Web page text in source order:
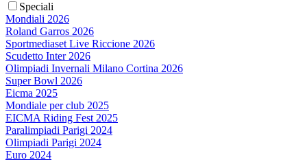
Speciali
Mondiali 2026
Roland Garros 2026
Sportmediaset Live Riccione 2026
Scudetto Inter 2026
Olimpiadi Invernali Milano Cortina 2026
Super Bowl 2026
Eicma 2025
Mondiale per club 2025
EICMA Riding Fest 2025
Paralimpiadi Parigi 2024
Olimpiadi Parigi 2024
Euro 2024